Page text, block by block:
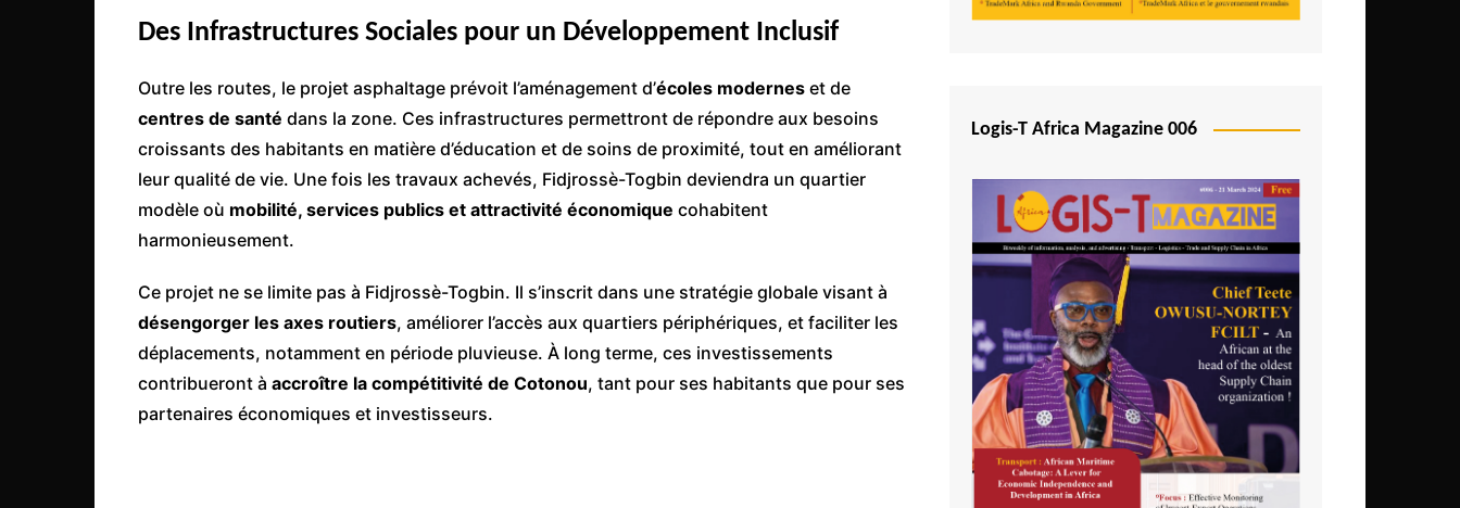
Zimbabwe
Des Infrastructures Sociales pour un Développement Inclusif
Outre les routes, le projet asphaltage prévoit l’aménagement d’écoles modernes et de
centres de santé dans la zone. Ces infrastructures permettront de répondre aux besoins
croissants des habitants en matière d’éducation et de soins de proximité, tout en améliorant
leur qualité de vie. Une fois les travaux achevés, Fidjrossè-Togbin deviendra un quartier
modèle où mobilité, services publics et attractivité économique cohabitent
harmonieusement.
Ce projet ne se limite pas à Fidjrossè-Togbin. Il s’inscrit dans une stratégie globale visant à
désengorger les axes routiers, améliorer l’accès aux quartiers périphériques, et faciliter les
déplacements, notamment en période pluvieuse. À long terme, ces investissements
contribueront à accroître la compétitivité de Cotonou, tant pour ses habitants que pour ses
partenaires économiques et investisseurs.
Logis-T Africa Magazine 006